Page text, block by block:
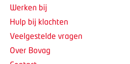
Werken bij
Hulp bij klachten
Veelgestelde vragen
Over Bovag